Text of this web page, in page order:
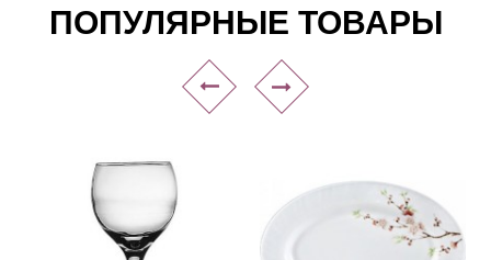
ПОПУЛЯРНЫЕ ТОВАРЫ